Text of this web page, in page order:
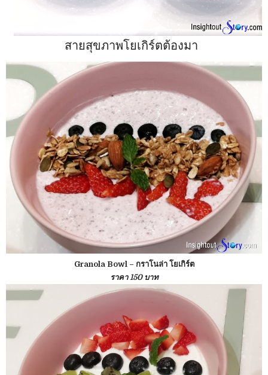
สายสุขภาพโยเกิร์ตต้องมา
Granola Bowl – กราโนล่า โยเกิร์ต
ราคา 150 บาท